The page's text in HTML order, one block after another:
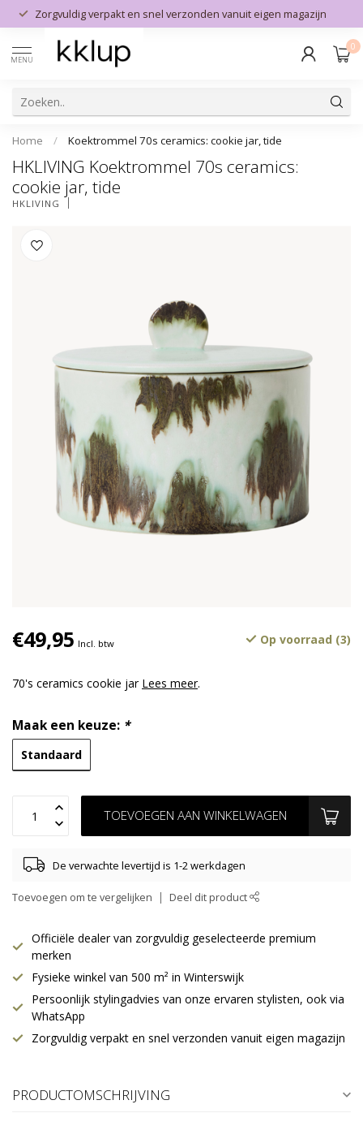
Zorgvuldig verpakt en snel verzonden vanuit eigen magazijn
MENU
0
Home / Koektrommel 70s ceramics: cookie jar, tide
HKLIVING Koektrommel 70s ceramics:
cookie jar, tide
HKLIVING
€49,95 Incl. btw Op voorraad (3)
70's ceramics cookie jar Lees meer.
Maak een keuze: *
Standaard
TOEVOEGEN AAN WINKELWAGEN
De verwachte levertijd is 1-2 werkdagen
Toevoegen om te vergelijken Deel dit product
Officiële dealer van zorgvuldig geselecteerde premium
merken
Fysieke winkel van 500 m² in Winterswijk
Persoonlijk stylingadvies van onze ervaren stylisten, ook via
WhatsApp
Zorgvuldig verpakt en snel verzonden vanuit eigen magazijn
PRODUCTOMSCHRIJVING